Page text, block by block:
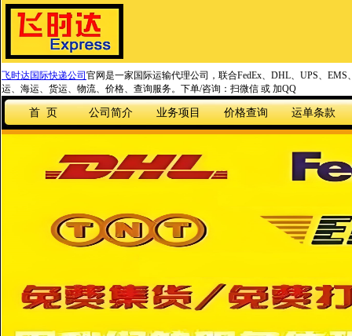
飞时达国际快递公司 官网是一家国际运输代理公司，联合FedEx、DHL、UPS、
运、海运、货运、物流、价格、查询服务。下单/咨询：扫微信 或 加QQ
首 页 公司简介 业务项目 价格查询 运单条款